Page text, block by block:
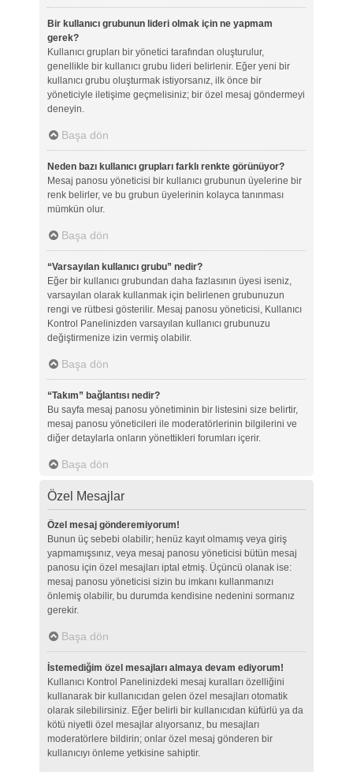
Bir kullanıcı grubunun lideri olmak için ne yapmam
gerek?
Kullanıcı grupları bir yönetici tarafından oluşturulur,
genellikle bir kullanıcı grubu lideri belirlenir. Eğer yeni bir
kullanıcı grubu oluşturmak istiyorsanız, ilk önce bir
yöneticiyle iletişime geçmelisiniz; bir özel mesaj göndermeyi
deneyin.
Başa dön
Neden bazı kullanıcı grupları farklı renkte görünüyor?
Mesaj panosu yöneticisi bir kullanıcı grubunun üyelerine bir
renk belirler, ve bu grubun üyelerinin kolayca tanınması
mümkün olur.
Başa dön
“Varsayılan kullanıcı grubu” nedir?
Eğer bir kullanıcı grubundan daha fazlasının üyesi iseniz,
varsayılan olarak kullanmak için belirlenen grubunuzun
rengi ve rütbesi gösterilir. Mesaj panosu yöneticisi, Kullanıcı
Kontrol Panelinizden varsayılan kullanıcı grubunuzu
değiştirmenize izin vermiş olabilir.
Başa dön
“Takım” bağlantısı nedir?
Bu sayfa mesaj panosu yönetiminin bir listesini size belirtir,
mesaj panosu yöneticileri ile moderatörlerinin bilgilerini ve
diğer detaylarla onların yönettikleri forumları içerir.
Başa dön
Özel Mesajlar
Özel mesaj gönderemiyorum!
Bunun üç sebebi olabilir; henüz kayıt olmamış veya giriş
yapmamışsınız, veya mesaj panosu yöneticisi bütün mesaj
panosu için özel mesajları iptal etmiş. Üçüncü olanak ise:
mesaj panosu yöneticisi sizin bu imkanı kullanmanızı
önlemiş olabilir, bu durumda kendisine nedenini sormanız
gerekir.
Başa dön
İstemediğim özel mesajları almaya devam ediyorum!
Kullanıcı Kontrol Panelinizdeki mesaj kuralları özelliğini
kullanarak bir kullanıcıdan gelen özel mesajları otomatik
olarak silebilirsiniz. Eğer belirli bir kullanıcıdan küfürlü ya da
kötü niyetli özel mesajlar alıyorsanız, bu mesajları
moderatörlere bildirin; onlar özel mesaj gönderen bir
kullanıcıyı önleme yetkisine sahiptir.